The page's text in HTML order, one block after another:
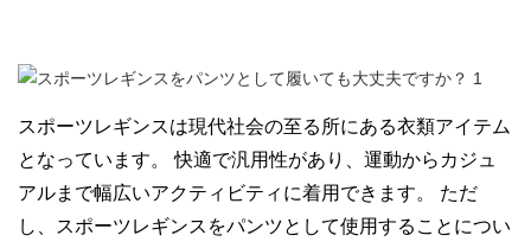
スポーツレギンスは現代社会の至る所にある衣類アイテム
となっています。 快適で汎用性があり、運動からカジュ
アルまで幅広いアクティビティに着用できます。 ただ
し、スポーツレギンスをパンツとして使用することについ